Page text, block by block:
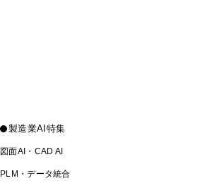
製造業AI特集
図面AI・CAD AI
PLM・データ統合